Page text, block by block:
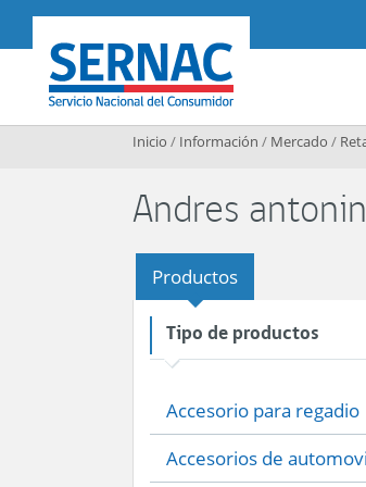
SERNAC
Inicio / Información / Mercado /
Andres
Productos
Tipo de productos
Accesorio para regadio
Accesorios de